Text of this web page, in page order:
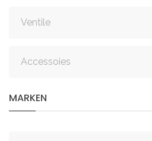
Ventile
Accessoies
MARKEN